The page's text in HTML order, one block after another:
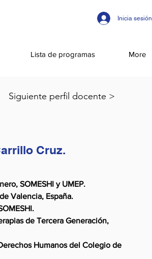
Inicia sesión
Lista de programas More
Siguiente perfil docente >
Cruz.
SOMESHI y UMEP.
Valencia, España.
de Tercera Generación,
Humanos del Colegio de